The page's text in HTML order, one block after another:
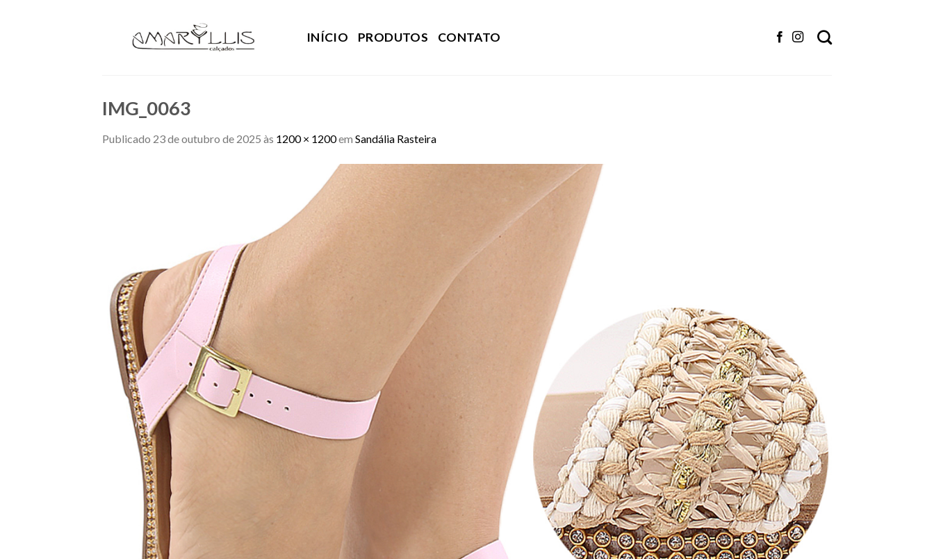
INÍCIO PRODUTOS CONTATO
IMG_0063
Publicado 23 de outubro de 2025 às 1200 × 1200em Sandália Rasteira